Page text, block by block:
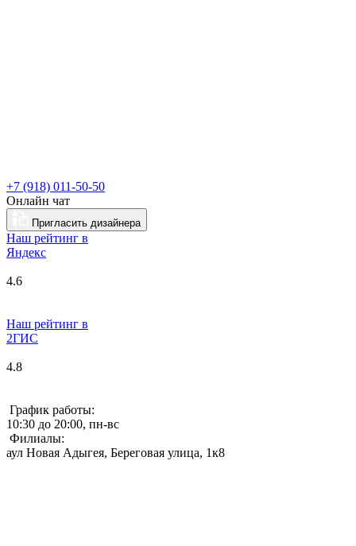
+7 (918) 011-50-50
Онлайн чат
Пригласить дизайнера
Наш рейтинг в
Яндекс
4.6
Наш рейтинг в
2ГИС
4.8
График работы:
10:30 до 20:00, пн-вс
Филиалы:
аул Новая Адыгея, Береговая улица, 1к8